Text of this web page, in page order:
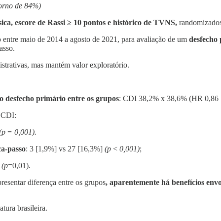
de 84%)
escore de Rassi ≥ 10 pontos e histórico de TVNS,
maio de 2014 a agosto de 2021, para avaliação de um desfecho
mas mantém valor exploratório.
desfecho primário entre os grupos: CDI 38,2% x 38,6% (HR
CDI:
= 0,001).
passo: 3 [1,9%] vs 27 [16,3%] (p < 0,001);
(p=0,01).
diferença entre os grupos, aparentemente há benefícios
brasileira.